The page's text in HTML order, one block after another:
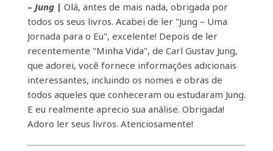
– Jung| Olá, antes de mais nada, obrigada por
todos os seus livros. Acabei de ler "Jung – Uma
Jornada para o Eu", excelente! Depois de ler
recentemente "Minha Vida", de Carl Gustav Jung,
que adorei, você fornece informações adicionais
interessantes, incluindo os nomes e obras de
todos aqueles que conheceram ou estudaram Jung.
E eu realmente aprecio sua análise. Obrigada!
Adoro ler seus livros. Atenciosamente!